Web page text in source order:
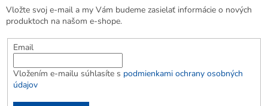
Vložte svoj e-mail a my Vám budeme zasielať informácie o nových
produktoch na našom e-shope.
Email
Vložením e-mailu súhlasíte s podmienkami ochrany osobných
údajov